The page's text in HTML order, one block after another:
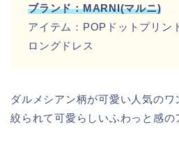
ブランド：MARNI(マルニ)
アイテム：POPドットプリン
ロングドレス
ダルメシアン柄が可愛い人気のワ
絞られて可愛らしいふわっと感